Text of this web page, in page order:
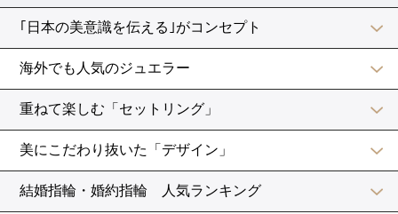
＠wd_hrchan
カラーの花と桜をあわせた春色ブーケ。
とっても個性的で目をひきますね！